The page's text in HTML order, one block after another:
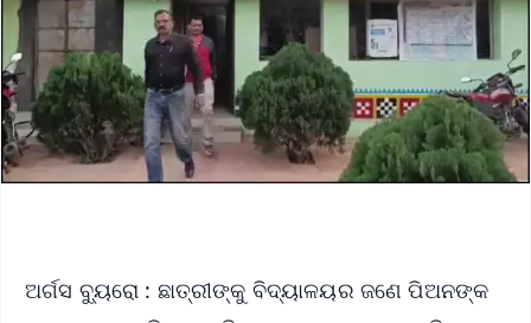
ଅର୍ଗସ ବ୍ୟୁରୋ : ଛାତ୍ରୀଙ୍କୁ ବିଦ୍ୟାଳୟର ଜଣେ ପିଅନଙ୍କ